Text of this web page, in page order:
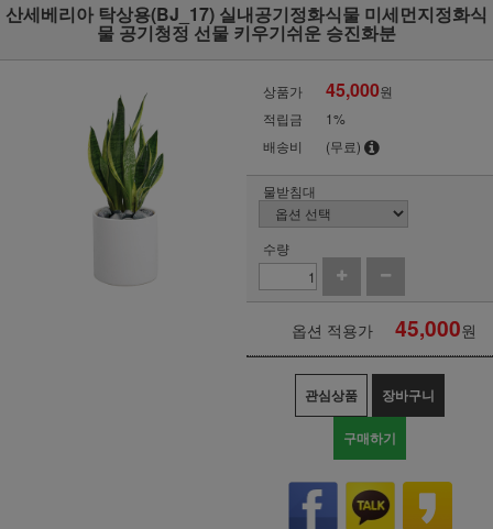
산세베리아 탁상용(BJ_17) 실내공기정화식물 미세먼지정화식
물 공기청정 선물 키우기쉬운 승진화분
상품가 45,000원
적립금
1%
배송비
(무료)
물받침대
수량
옵션 적용가 45,000원
관심상품 장바구니
구매하기